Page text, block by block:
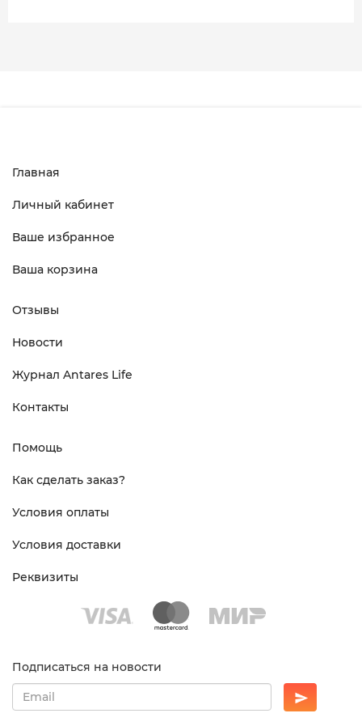
Главная
Личный кабинет
Ваше избранное
Ваша корзина
Отзывы
Новости
Журнал Antares Life
Контакты
Помощь
Как сделать заказ?
Условия оплаты
Условия доставки
Реквизиты
Подписаться на новости